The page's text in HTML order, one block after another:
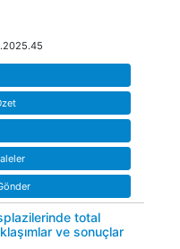
total
ve sonuçlar